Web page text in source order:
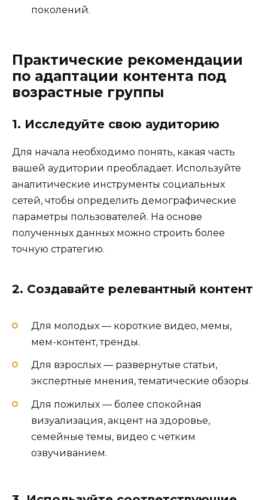
поколений.
Практические рекомендации
по адаптации контента под
возрастные группы
1. Исследуйте свою аудиторию
Для начала необходимо понять, какая часть
вашей аудитории преобладает. Используйте
аналитические инструменты социальных
сетей, чтобы определить демографические
параметры пользователей. На основе
полученных данных можно строить более
точную стратегию.
2. Создавайте релевантный контент
Для молодых — короткие видео, мемы,
мем-контент, тренды.
Для взрослых — развернутые статьи,
экспертные мнения, тематические обзоры.
Для пожилых — более спокойная
визуализация, акцент на здоровье,
семейные темы, видео с четким
озвучиванием.